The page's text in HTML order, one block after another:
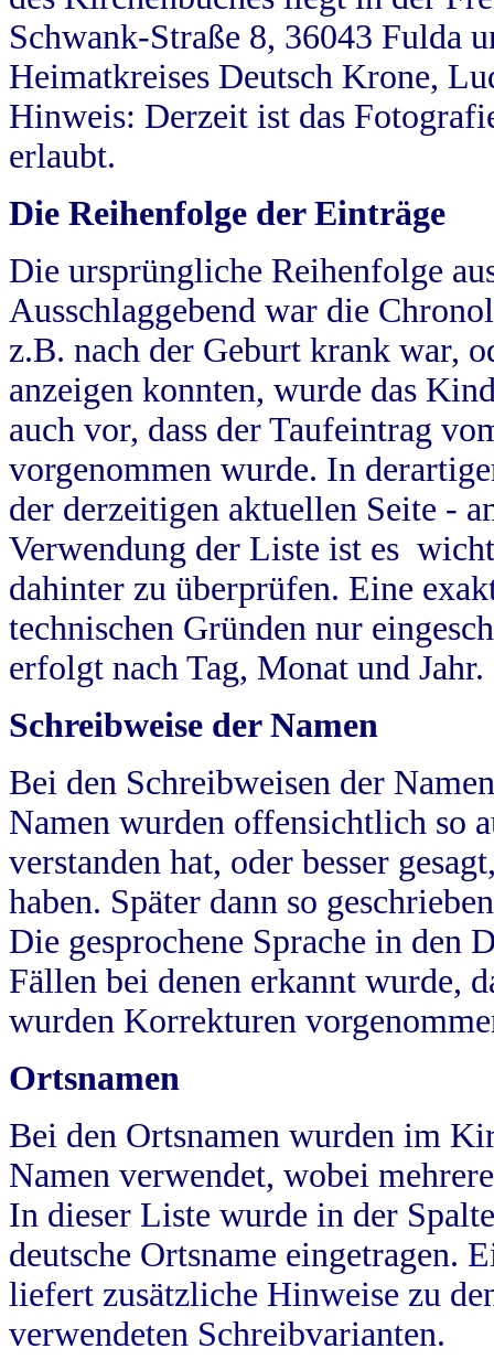
Schwank-Straße 8, 36043 Fulda
Heimatkreises Deutsch Krone,
Hinweis: Derzeit ist das
erlaubt.
Die Reihenfolge der Einträge
Die ursprüngliche Reihenfolge
Ausschlaggebend war die
z.B. nach der Geburt krank war,
anzeigen konnten, wurde das
auch vor, dass der Taufeintrag
vorgenommen wurde. In
der derzeitigen aktuellen Seite -
Verwendung der Liste ist es
dahinter zu überprüfen. Eine
technischen Gründen nur
erfolgt nach Tag, Monat und Jahr.
Schreibweise der Namen
Bei den Schreibweisen der
Namen wurden offensichtlich so
verstanden hat, oder besser
haben. Später dann so
Die gesprochene Sprache in
Fällen bei denen erkannt wurde,
wurden Korrekturen
Ortsnamen
Bei den Ortsnamen wurden im
Namen verwendet, wobei
In dieser Liste wurde in der
deutsche Ortsname eingetragen.
liefert zusätzliche Hinweise zu
verwendeten Schreibvarianten.